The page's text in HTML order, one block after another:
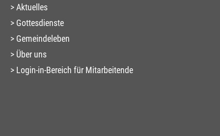
Aktuelles
Gottesdienste
Gemeindeleben
Über uns
Login-in-Bereich für Mitarbeitende